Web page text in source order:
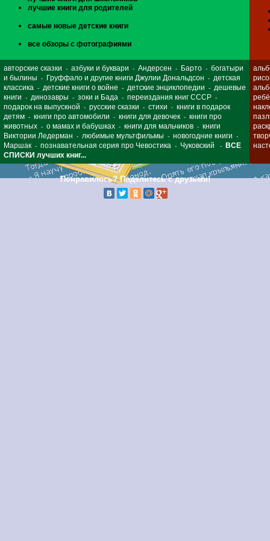
лучшие книги для родителей
самые новые детские книги
все обзоры с фотографиями
авторские сказки - азбуки и буквари - Андерсен - Барто - богатыри
и былины - Груффало и другие книги Джулии Дональдсон - детская
классика - детские книги о войне - детские энциклопедии - дешевые
книги - динозавры - зоки и Бада - переиздания книг СССР -
подарок на выпускной - русские сказки - стихи - книги в подарок
детям - книги про автомобили - книги для девочек - книги про
животных - о мамах и бабушках - книги для мальчиков - книги
Виктории Ледерман - любимые мультфильмы - новогодние книги -
Маршак - познавательная серия про Чевостика - Чуковский -
ВСЕ
СПИСКИ лучших книг...
Понравилось? Поделитесь с друзьми!